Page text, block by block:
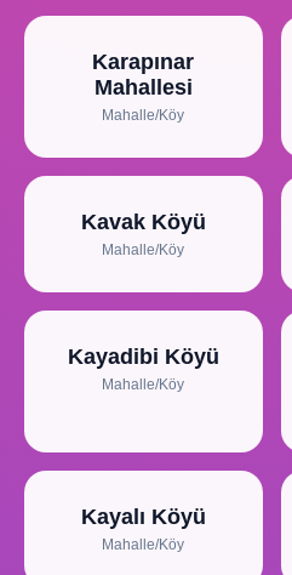
Karapınar
Mahallesi
Mahalle/Köy
Kavak Köyü
Mahalle/Köy
Kayadibi Köyü
Mahalle/Köy
Kayalı Köyü
Mahalle/Köy